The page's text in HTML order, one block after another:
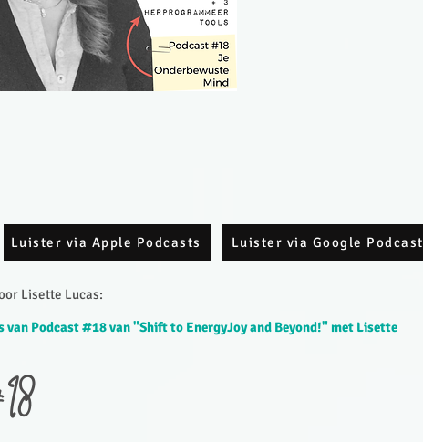
Luister via Apple Podcasts Luister via Google Podcast
Lisette Lucas:
van Podcast #18 van "Shift to EnergyJoy and Beyond!" met Lisette